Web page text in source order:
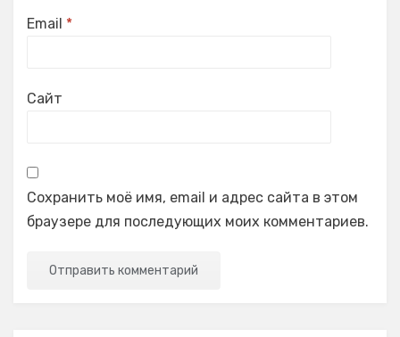
Email *
Сайт
Сохранить моё имя, email и адрес сайта в этом
браузере для последующих моих комментариев.